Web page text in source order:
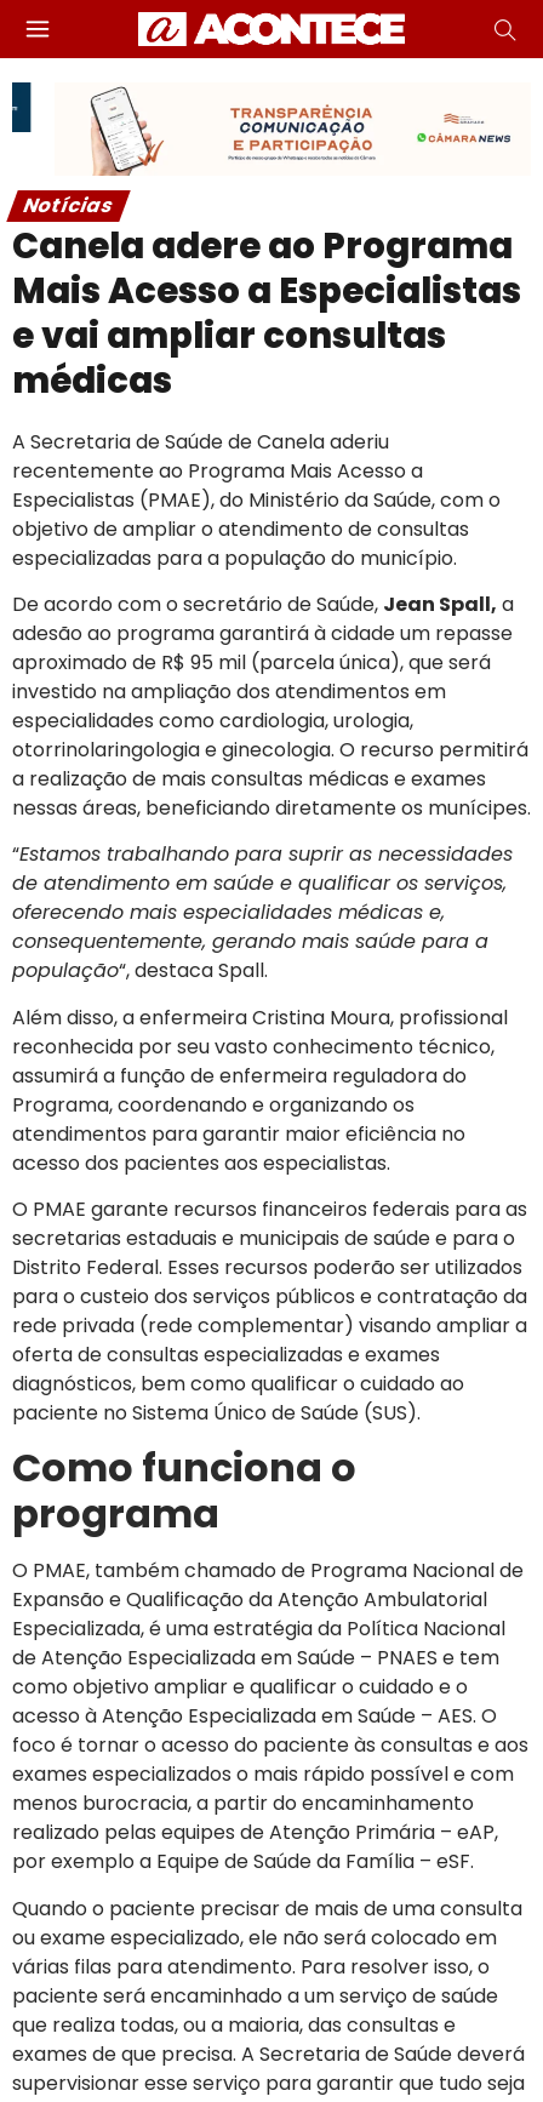
Notícias
Canela adere ao Programa
Mais Acesso a Especialistas
e vai ampliar consultas
médicas
A Secretaria de Saúde de Canela aderiu
recentemente ao Programa Mais Acesso a
Especialistas (PMAE), do Ministério da Saúde, com o
objetivo de ampliar o atendimento de consultas
especializadas para a população do município.
De acordo com o secretário de Saúde, Jean Spall, a
adesão ao programa garantirá à cidade um repasse
aproximado de R$ 95 mil (parcela única), que será
investido na ampliação dos atendimentos em
especialidades como cardiologia, urologia,
otorrinolaringologia e ginecologia. O recurso permitirá
a realização de mais consultas médicas e exames
nessas áreas, beneficiando diretamente os munícipes.
“Estamos trabalhando para suprir as necessidades
de atendimento em saúde e qualificar os serviços,
oferecendo mais especialidades médicas e,
consequentemente, gerando mais saúde para a
população“, destaca Spall.
Além disso, a enfermeira Cristina Moura, profissional
reconhecida por seu vasto conhecimento técnico,
assumirá a função de enfermeira reguladora do
Programa, coordenando e organizando os
atendimentos para garantir maior eficiência no
acesso dos pacientes aos especialistas.
O PMAE garante recursos financeiros federais para as
secretarias estaduais e municipais de saúde e para o
Distrito Federal. Esses recursos poderão ser utilizados
para o custeio dos serviços públicos e contratação da
rede privada (rede complementar) visando ampliar a
oferta de consultas especializadas e exames
diagnósticos, bem como qualificar o cuidado ao
paciente no Sistema Único de Saúde (SUS).
Como funciona o
programa
O PMAE, também chamado de Programa Nacional de
Expansão e Qualificação da Atenção Ambulatorial
Especializada, é uma estratégia da Política Nacional
de Atenção Especializada em Saúde – PNAES e tem
como objetivo ampliar e qualificar o cuidado e o
acesso à Atenção Especializada em Saúde – AES. O
foco é tornar o acesso do paciente às consultas e aos
exames especializados o mais rápido possível e com
menos burocracia, a partir do encaminhamento
realizado pelas equipes de Atenção Primária – eAP,
por exemplo a Equipe de Saúde da Família – eSF.
Quando o paciente precisar de mais de uma consulta
ou exame especializado, ele não será colocado em
várias filas para atendimento. Para resolver isso, o
paciente será encaminhado a um serviço de saúde
que realiza todas, ou a maioria, das consultas e
exames de que precisa. A Secretaria de Saúde deverá
supervisionar esse serviço para garantir que tudo seja